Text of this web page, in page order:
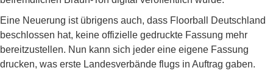
Eine Neuerung ist übrigens auch, dass Floorball Deutschland
beschlossen hat, keine offizielle gedruckte Fassung mehr
bereitzustellen. Nun kann sich jeder eine eigene Fassung
drucken, was erste Landesverbände flugs in Auftrag gaben.